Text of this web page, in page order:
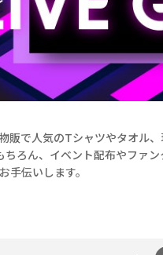
販で人気のTシャツやタオル
ろん、イベント配布やファ
手伝いします。